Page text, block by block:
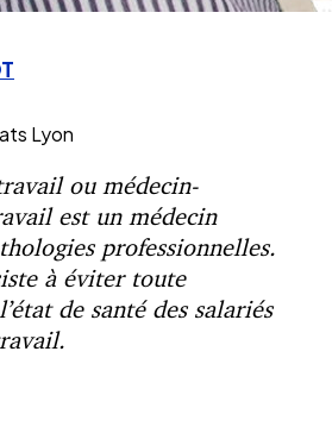
Lyon
ou médecin-
est un médecin
professionnelles.
à éviter toute
de santé des salariés